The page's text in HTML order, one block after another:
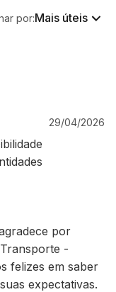
por:Mais úteis
29/04/2026
por
-
felizes em saber
expectativas.